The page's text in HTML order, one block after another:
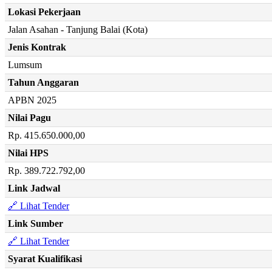
Lokasi Pekerjaan
Jalan Asahan - Tanjung Balai (Kota)
Jenis Kontrak
Lumsum
Tahun Anggaran
APBN 2025
Nilai Pagu
Rp. 415.650.000,00
Nilai HPS
Rp. 389.722.792,00
Link Jadwal
🔗 Lihat Tender
Link Sumber
🔗 Lihat Tender
Syarat Kualifikasi